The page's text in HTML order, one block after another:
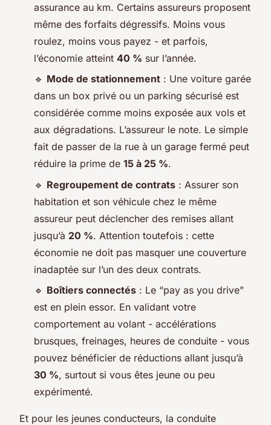
assurance au km. Certains assureurs proposent
même des forfaits dégressifs. Moins vous
roulez, moins vous payez - et parfois,
l’économie atteint 40 % sur l’année.
🔹 Mode de stationnement : Une voiture garée
dans un box privé ou un parking sécurisé est
considérée comme moins exposée aux vols et
aux dégradations. L’assureur le note. Le simple
fait de passer de la rue à un garage fermé peut
réduire la prime de 15 à 25 %.
🔹 Regroupement de contrats : Assurer son
habitation et son véhicule chez le même
assureur peut déclencher des remises allant
jusqu’à 20 %. Attention toutefois : cette
économie ne doit pas masquer une couverture
inadaptée sur l’un des deux contrats.
🔹 Boîtiers connectés : Le “pay as you drive”
est en plein essor. En validant votre
comportement au volant - accélérations
brusques, freinages, heures de conduite - vous
pouvez bénéficier de réductions allant jusqu’à
30 %, surtout si vous êtes jeune ou peu
expérimenté.
Et pour les jeunes conducteurs, la conduite